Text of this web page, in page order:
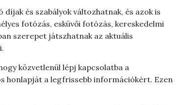
és szabályok változhatnak, és azok is
fotózás, esküvői fotózás, kereskedelmi
szerepet játszhatnak az aktuális
közvetlenül lépj kapcsolatba a
honlapját a legfrissebb információkért. Ezen